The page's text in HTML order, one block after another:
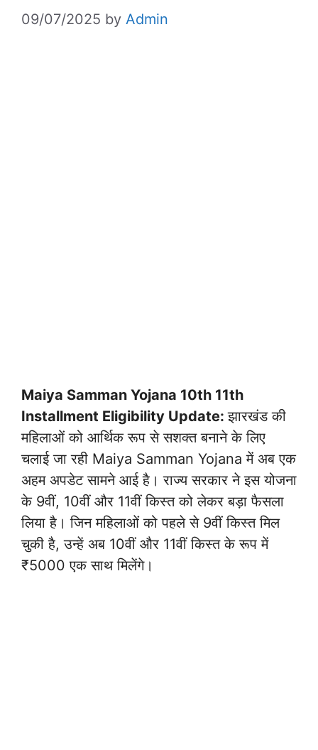
09/07/2025 by Admin
Maiya Samman Yojana 10th 11th
Installment Eligibility Update:झारखंड की
महिलाओं को आर्थिक रूप से सशक्त बनाने के लिए
चलाई जा रही Maiya Samman Yojana में अब एक
अहम अपडेट सामने आई है। राज्य सरकार ने इस योजना
के 9वीं, 10वीं और 11वीं किस्त को लेकर बड़ा फैसला
लिया है। जिन महिलाओं को पहले से 9वीं किस्त मिल
चुकी है, उन्हें अब 10वीं और 11वीं किस्त के रूप में
₹5000 एक साथ मिलेंगे।